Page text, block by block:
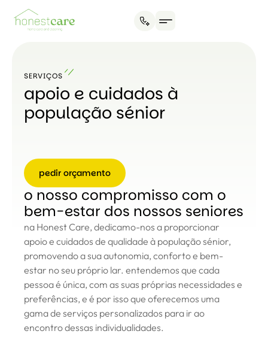
SERVIÇOS
apoio e cuidados à
população sénior
pedir orçamento
o nosso compromisso com o
bem-estar dos nossos seniores
na Honest Care, dedicamo-nos a proporcionar
apoio e cuidados de qualidade à população sénior,
promovendo a sua autonomia, conforto e bem-
estar no seu próprio lar. entendemos que cada
pessoa é única, com as suas próprias necessidades e
preferências, e é por isso que oferecemos uma
gama de serviços personalizados para ir ao
encontro dessas individualidades.